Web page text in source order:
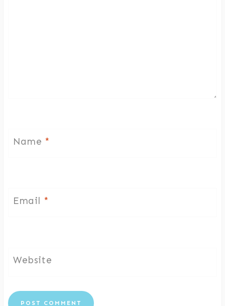
Name *
Email *
Website